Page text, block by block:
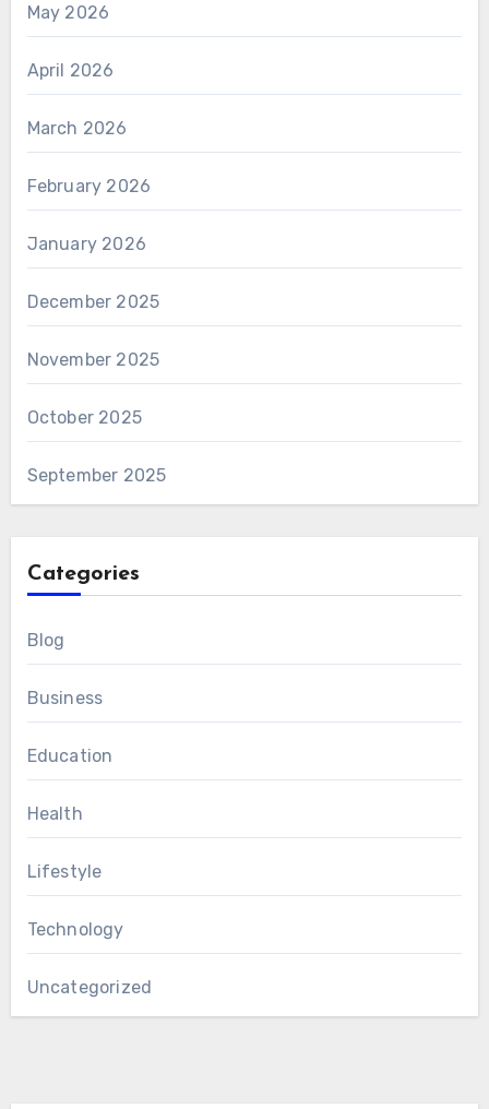
May 2026
April 2026
March 2026
February 2026
January 2026
December 2025
November 2025
October 2025
September 2025
Categories
Blog
Business
Education
Health
Lifestyle
Technology
Uncategorized